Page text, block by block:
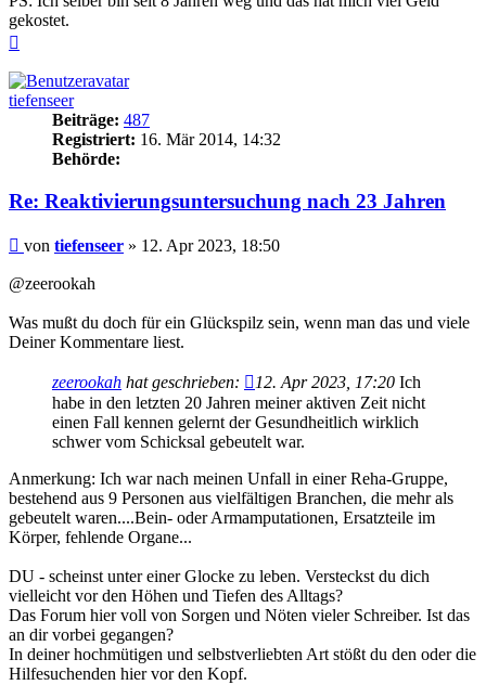
gekostet.
tiefenseer
Beiträge: 487
Registriert: 16. Mär 2014, 14:32
Behörde:
Re: Reaktivierungsuntersuchung nach 23 Jahren
Beitrag
von tiefenseer » 12. Apr 2023, 18:50
@zeerookah
Was mußt du doch für ein Glückspilz sein, wenn man das und viele
Deiner Kommentare liest.
zeerookah hat geschrieben: 12. Apr 2023, 17:20 Ich
habe in den letzten 20 Jahren meiner aktiven Zeit nicht
einen Fall kennen gelernt der Gesundheitlich wirklich
schwer vom Schicksal gebeutelt war.
Anmerkung: Ich war nach meinen Unfall in einer Reha-Gruppe,
bestehend aus 9 Personen aus vielfältigen Branchen, die mehr als
gebeutelt waren....Bein- oder Armamputationen, Ersatzteile im
Körper, fehlende Organe...
DU - scheinst unter einer Glocke zu leben. Versteckst du dich
vielleicht vor den Höhen und Tiefen des Alltags?
Das Forum hier voll von Sorgen und Nöten vieler Schreiber. Ist das
an dir vorbei gegangen?
In deiner hochmütigen und selbstverliebten Art stößt du den oder die
Hilfesuchenden hier vor den Kopf.